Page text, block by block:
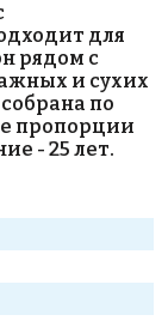
для
рядом с
и сухих
по
пропорции
- 25 лет.